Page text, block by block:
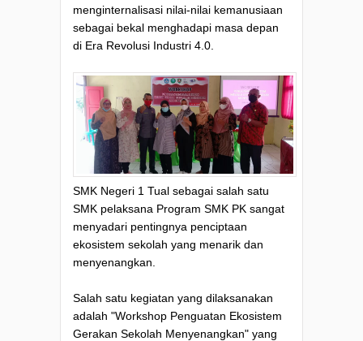
menginternalisasi nilai-nilai kemanusiaan
sebagai bekal menghadapi masa depan
di Era Revolusi Industri 4.0.
SMK Negeri 1 Tual sebagai salah satu
SMK pelaksana Program SMK PK sangat
menyadari pentingnya penciptaan
ekosistem sekolah yang menarik dan
menyenangkan.
Salah satu kegiatan yang dilaksanakan
adalah "Workshop Penguatan Ekosistem
Gerakan Sekolah Menyenangkan" yang